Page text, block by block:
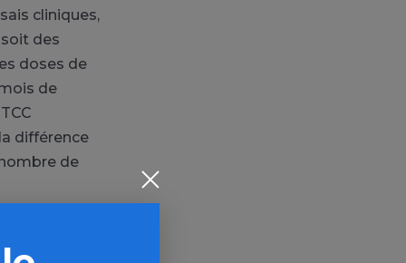
cliniques,
des
doses de
de
différence
de